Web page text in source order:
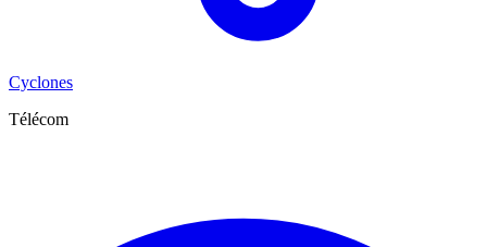
Cyclones
Télécom